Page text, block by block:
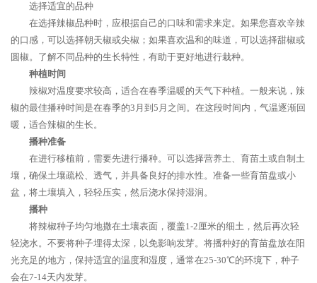
选择适宜的品种
在选择辣椒品种时，应根据自己的口味和需求来定。如果您喜欢辛辣
的口感，可以选择朝天椒或尖椒；如果喜欢温和的味道，可以选择甜椒或
圆椒。了解不同品种的生长特性，有助于更好地进行栽种。
种植时间
辣椒对温度要求较高，适合在春季温暖的天气下种植。一般来说，辣
椒的最佳播种时间是在春季的3月到5月之间。在这段时间内，气温逐渐回
暖，适合辣椒的生长。
播种准备
在进行移植前，需要先进行播种。可以选择营养土、育苗土或自制土
壤，确保土壤疏松、透气，并具备良好的排水性。准备一些育苗盘或小
盆，将土壤填入，轻轻压实，然后浇水保持湿润。
播种
将辣椒种子均匀地撒在土壤表面，覆盖1-2厘米的细土，然后再次轻
轻浇水。不要将种子埋得太深，以免影响发芽。将播种好的育苗盘放在阳
光充足的地方，保持适宜的温度和湿度，通常在25-30℃的环境下，种子
会在7-14天内发芽。